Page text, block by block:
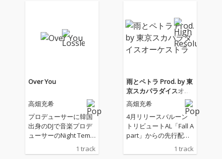
Over You
高畑充希
プロデューサーに韓国
出身のDJで音楽プロデ
ューサーのNight Temp
シティ・ポップシーン
1 track
雨とペトラ Prod. by 東
京スカパラダイスオー
ケストラ
高畑充希
4月リリースバルーン
トリビュートAL「Fall A
part」からの先行配
信。 須田景凪としても
活動しているボカロP
1 track